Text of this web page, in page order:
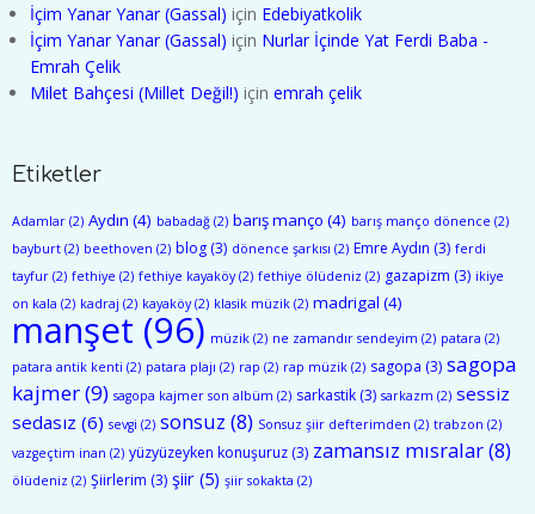
İçim Yanar Yanar (Gassal) için Edebiyatkolik
İçim Yanar Yanar (Gassal) için Nurlar İçinde Yat Ferdi Baba -
Emrah Çelik
Milet Bahçesi (Millet Değil!) için emrah çelik
Etiketler
Adamlar (2) Aydın (4) babadağ (2) barış manço (4) barış manço dönence (2)
bayburt (2) beethoven (2) blog (3) dönence şarkısı (2) Emre Aydın (3) ferdi
tayfur (2) fethiye (2) fethiye kayaköy(2) fethiye ölüdeniz (2) gazapizm (3) ikiye
on kala (2) kadraj (2) kayaköy(2) klasik müzik (2) madrigal (4)
manşet (96) müzik (2) ne zamandır sendeyim (2) patara (2)
patara antik kenti (2) patara plajı (2) rap (2) rap müzik (2) sagopa (3) sagopa
kajmer(9) sagopa kajmer son albüm (2) sarkastik (3) sarkazm (2) sessiz
sedasız (6) sevgi (2) sonsuz (8) Sonsuz şiir defterimden (2) trabzon (2)
vazgeçtim inan (2) yüzyüzeyken konuşuruz (3) zamansız mısralar(8)
ölüdeniz (2) Şiirlerim (3) şiir (5) şiir sokakta (2)